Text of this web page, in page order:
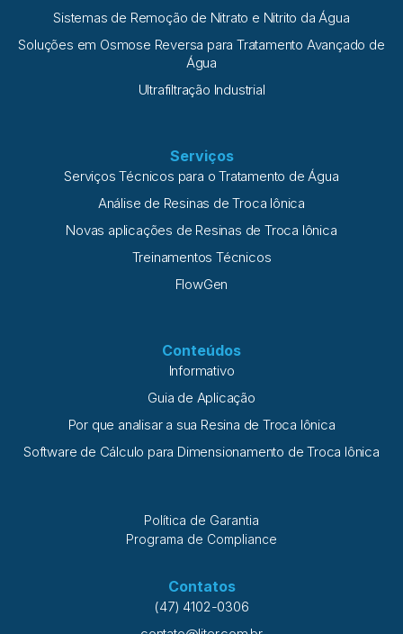
Sistemas de Remoção de Nitrato e Nitrito da Água
Soluções em Osmose Reversa para Tratamento Avançado de
Água
Ultrafiltração Industrial
Serviços
Serviços Técnicos para o Tratamento de Água
Análise de Resinas de Troca Iônica
Novas aplicações de Resinas de Troca Iônica
Treinamentos Técnicos
FlowGen
Conteúdos
Informativo
Guia de Aplicação
Por que analisar a sua Resina de Troca Iônica
Software de Cálculo para Dimensionamento de Troca Iônica
Política de Garantia
Programa de Compliance
Contatos
(47) 4102-0306